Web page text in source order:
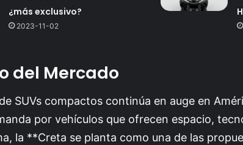
¿más exclusivo?
2023-11-02
del Mercado
SUVs compactos continúa en auge en
por vehículos que ofrecen espacio,
la **Creta se planta como una de las